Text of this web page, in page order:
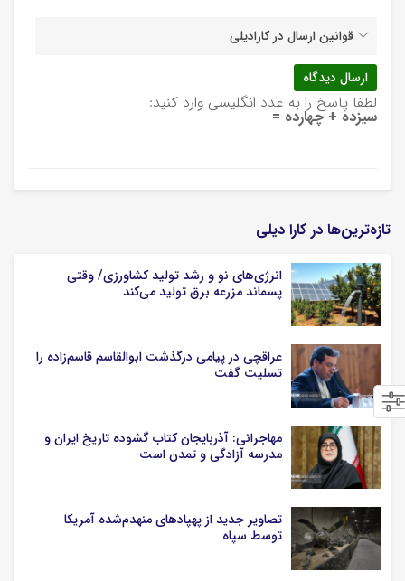
قوانین ارسال در کارادیلی
لطفا پاسخ را به عدد انگلیسی وارد کنید:
سیزده + چهارده =
تازه‌ترین‌ها در کارا دیلی
انرژی‌های نو و رشد تولید کشاورزی/ وقتی
پسماند مزرعه‌ برق تولید می‌کند
عراقچی در پیامی درگذشت ابوالقاسم قاسم‌زاده را
تسلیت گفت
مهاجرانی: آذربایجان کتاب گشوده تاریخ ایران و
مدرسه آزادگی و تمدن است
تصاویر جدید از پهپادهای منهدم‌شده آمریکا
توسط سپاه